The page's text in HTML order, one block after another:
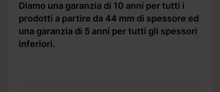
Diamo una garanzia di 10 anni per tutti i
prodotti a partire da 44 mm di spessore ed
una garanzia di 5 anni per tutti gli spessori
inferiori.